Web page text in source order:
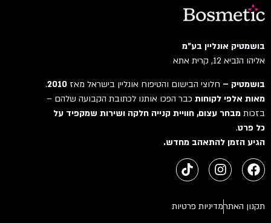
בושמטיק אונליין בע"מ
אליהו הנביא 12, קרית אתא
בושמטיק –חלוצי הבישום והטיפוח אונליין בישראל מאז2010
.
מאות אלפי לקוחותכבר הפכו אותנו לכתובת הקבועה שלהם –
בזכותמבחר עצום, חוויית קנייה חלקה ושירות שמקפיד על
כל פרט.
הגיע הזמן להתאהב מחדש.
תקנון האתרמדיניות פרטיות